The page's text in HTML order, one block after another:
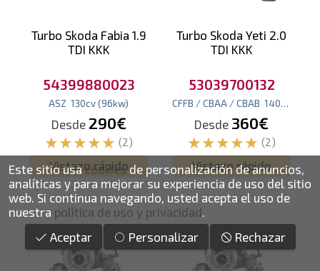
Turbo Skoda Fabia 1.9
TDI KKK
54399880023
ASZ 130cv(96kw)
Desde 290€
(2)
Vistazo rápido
Turbo Skoda Yeti 2.0
TDI KKK
53039700132
CFFB / CBAA / CBAB 140cv
Desde 360€
(2)
Vistazo rápido
Este sitio usacookiesde personalización de anuncios,
analíticas y para mejorar su experiencia de uso del sitio
web. Si continua navegando, usted acepta el uso de
nuestra política de uso y privacidad.
Aceptar
Personalizar Rechazar